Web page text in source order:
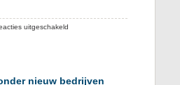
uitgeschakeld
nieuw bedrijven